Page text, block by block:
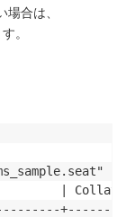
合は、
。
|